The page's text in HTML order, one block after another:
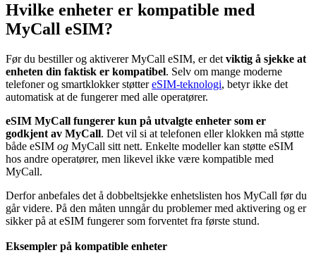
Hvilke enheter er kompatible med
MyCall eSIM?
Før du bestiller og aktiverer MyCall eSIM, er det viktig å sjekke at
enheten din faktisk er kompatibel. Selv om mange moderne
telefoner og smartklokker støttereSIM-teknologi, betyr ikke det
automatisk at de fungerer med alle operatører.
eSIM MyCall fungerer kun på utvalgte enheter som er
godkjent av MyCall. Det vil si at telefonen eller klokken må støtte
både eSIM og MyCall sitt nett. Enkelte modeller kan støtte eSIM
hos andre operatører, men likevel ikke være kompatible med
MyCall.
Derfor anbefales det å dobbeltsjekke enhetslisten hos MyCall før du
går videre. På den måten unngår du problemer med aktivering og er
sikker på at eSIM fungerer som forventet fra første stund.
Eksempler på kompatible enheter